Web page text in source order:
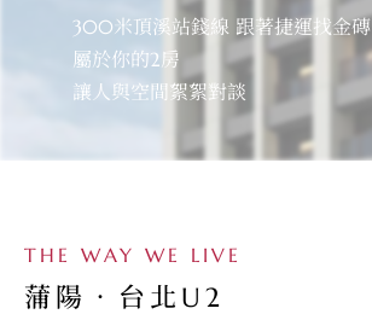
最新消息
300米頂溪站錢線 跟著捷運找金磚
屬於你的2房
讓人與空間絮絮對談
THE WAY WE LIVE
蒲陽‧台北U2